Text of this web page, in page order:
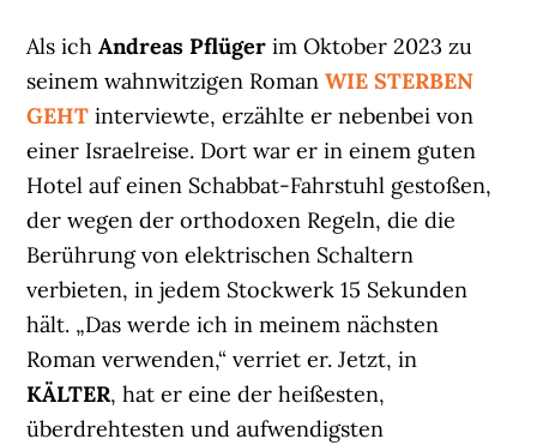
Als ichAndreas Pflüger im Oktober 2023 zu
seinem wahnwitzigen RomanWIE STERBEN
GEHT interviewte, erzählte er nebenbei von
einer Israelreise. Dort war er in einem guten
Hotel auf einen Schabbat-Fahrstuhl gestoßen,
der wegen der orthodoxen Regeln, die die
Berührung von elektrischen Schaltern
verbieten, in jedem Stockwerk 15 Sekunden
hält. „Das werde ich in meinem nächsten
Roman verwenden,“ verriet er. Jetzt, in
KÄLTER, hat er eine der heißesten,
überdrehtesten und aufwendigsten